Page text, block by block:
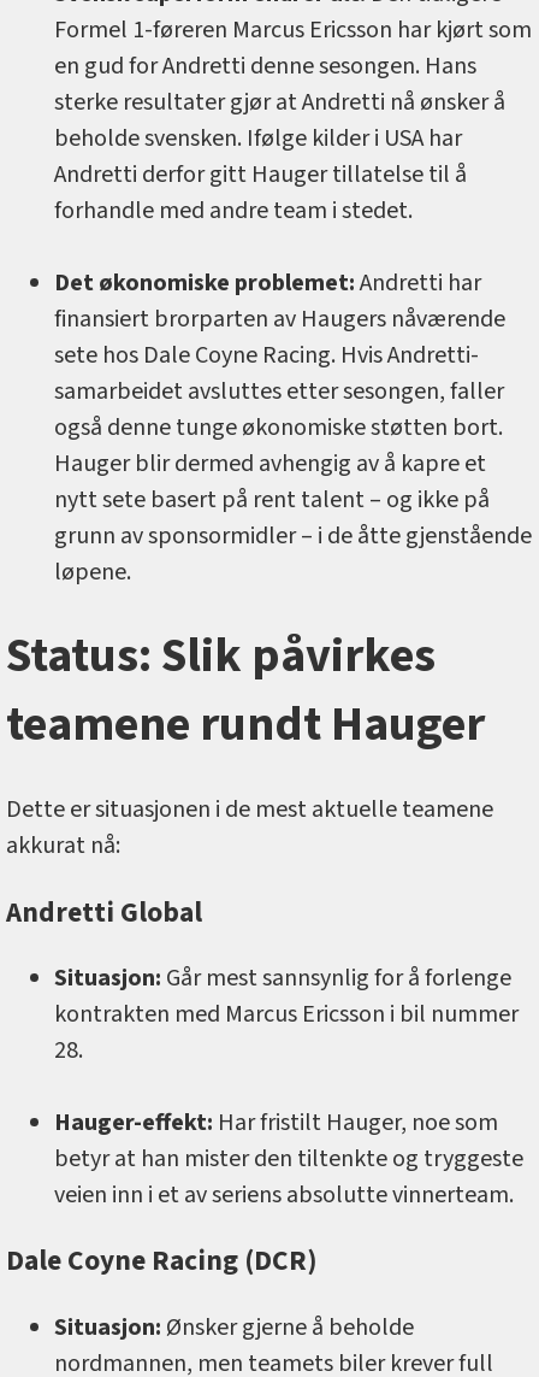
Formel 1-føreren Marcus Ericsson har kjørt som
en gud for Andretti denne sesongen. Hans
sterke resultater gjør at Andretti nå ønsker å
beholde svensken. Ifølge kilder i USA har
Andretti derfor gitt Hauger tillatelse til å
forhandle med andre team i stedet.
Det økonomiske problemet:Andretti har
finansiert brorparten av Haugers nåværende
sete hos Dale Coyne Racing. Hvis Andretti-
samarbeidet avsluttes etter sesongen, faller
også denne tunge økonomiske støtten bort.
Hauger blir dermed avhengig av å kapre et
nytt sete basert på rent talent – og ikke på
grunn av sponsormidler – i de åtte gjenstående
løpene.
Status: Slik påvirkes
teamene rundt Hauger
Dette er situasjonen i de mest aktuelle teamene
akkurat nå:
Andretti Global
Situasjon: Går mest sannsynlig for å forlenge
kontrakten med Marcus Ericsson i bil nummer
28.
Hauger-effekt: Har fristilt Hauger, noe som
betyr at han mister den tiltenkte og tryggeste
veien inn i et av seriens absolutte vinnerteam.
Dale Coyne Racing (DCR)
Situasjon: Ønsker gjerne å beholde
nordmannen, men teamets biler krever full